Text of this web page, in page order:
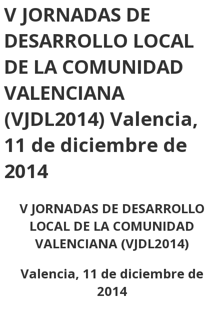
V JORNADAS DE
DESARROLLO LOCAL
DE LA COMUNIDAD
VALENCIANA
(VJDL2014) Valencia,
11 de diciembre de
2014
V JORNADAS DE DESARROLLO
LOCAL DE LA COMUNIDAD
VALENCIANA (VJDL2014)
Valencia, 11 de diciembre de
2014